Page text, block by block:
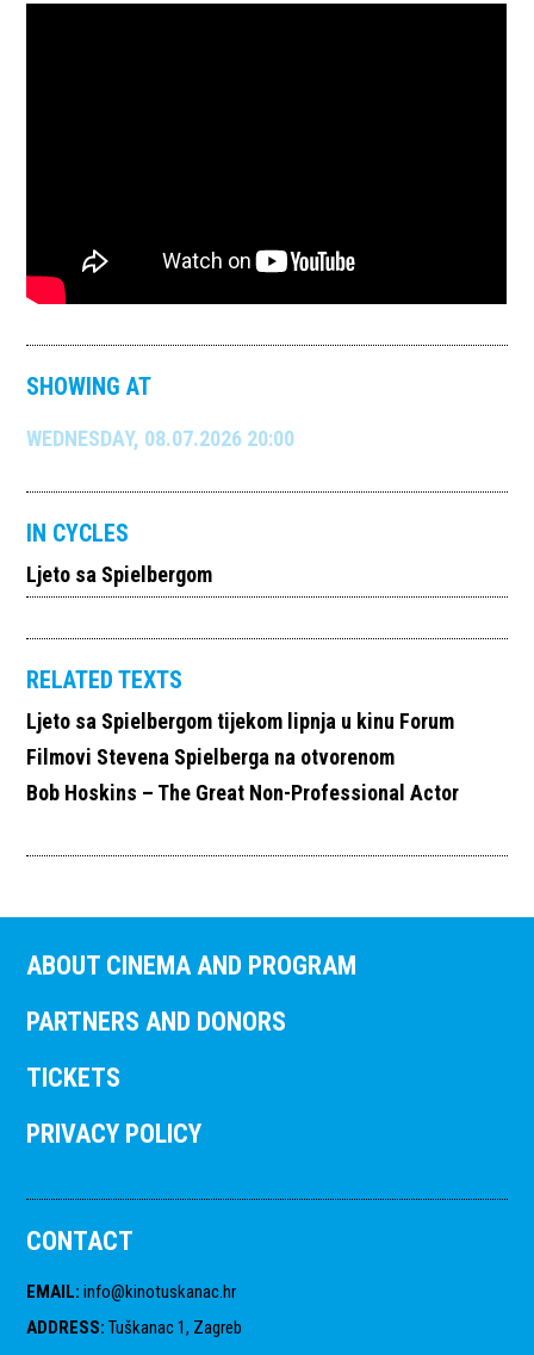
SHOWING AT
WEDNESDAY, 08.07.2026 20:00
IN CYCLES
Ljeto sa Spielbergom
RELATED TEXTS
Ljeto sa Spielbergom tijekom lipnja u kinu Forum
Filmovi Stevena Spielberga na otvorenom
Bob Hoskins – The Great Non-Professional Actor
ABOUT CINEMA AND PROGRAM
PARTNERS AND DONORS
TICKETS
PRIVACY POLICY
CONTACT
EMAIL: info@kinotuskanac.hr
ADDRESS: Tuškanac 1, Zagreb